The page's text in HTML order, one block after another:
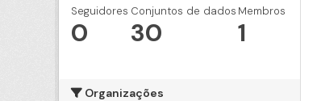
Seguidores
0
Conjuntos de dados
30
Membros
1
Organizações